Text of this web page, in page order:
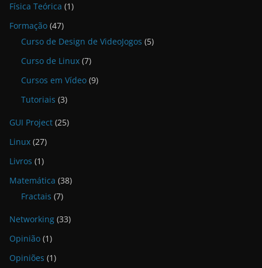
Física Teórica (1)
Formação (47)
Curso de Design de VideoJogos (5)
Curso de Linux (7)
Cursos em Vídeo (9)
Tutoriais (3)
GUI Project (25)
Linux (27)
Livros (1)
Matemática (38)
Fractais (7)
Networking (33)
Opinião (1)
Opiniões (1)